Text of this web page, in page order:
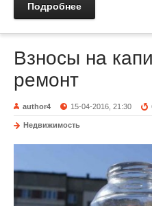
Подробнее
Взносы на
ремонт
author4 15-04-2016, 21:30
Недвижимость